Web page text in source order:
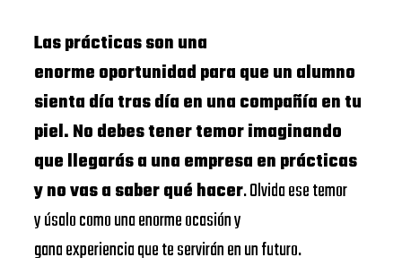
Las prácticas son una
enorme oportunidad para que un alumno
sienta día tras día en una compañía en tu
piel. No debes tener temor imaginando
que llegarás a una empresa en prácticas
y no vas a saber qué hacer. Olvida ese temor
y úsalo como una enorme ocasión y
gana experiencia que te servirán en un futuro.